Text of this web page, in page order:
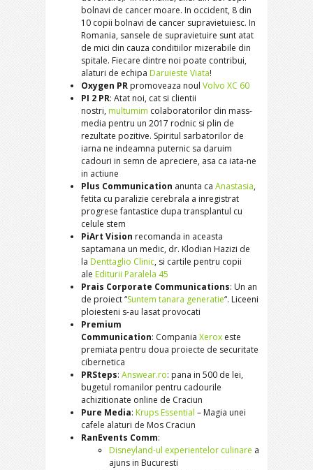
bolnavi de cancer moare. In occident, 8 din
10 copii bolnavi de cancer supravietuiesc. In
Romania, sansele de supravietuire sunt atat
de mici din cauza conditiilor mizerabile din
spitale. Fiecare dintre noi poate contribui,
alaturi de echipa Daruieste Viata!
Oxygen PR promoveaza noul Volvo XC 60
PI 2 PR: Atat noi, cat si clientii
nostri,multumim colaboratorilor din mass-
media pentru un 2017 rodnic si plin de
rezultate pozitive. Spiritul sarbatorilor de
iarna ne indeamna puternic sa daruim
cadouri in semn de apreciere, asa ca iata-ne
in actiune
Plus Communication anunta ca Anastasia,
fetita cu paralizie cerebrala a inregistrat
progrese fantastice dupa transplantul cu
celule stem
PiArt Vision recomanda in aceasta
saptamana un medic, dr. Klodian Hazizi de
la Denttaglio Clinic, si cartile pentru copii
ale Editurii Paralela 45
Prais Corporate Communications: Un an
de proiect “Suntem tanara generatie“. Liceeni
ploiesteni s-au lasat provocati
Premium
Communication: Compania Xerox este
premiata pentru doua proiecte de securitate
cibernetica
PRSteps: Answear.ro: pana in 500 de lei,
bugetul romanilor pentru cadourile
achizitionate online de Craciun
Pure Media: Krups Essential – Magia unei
cafele alaturi de Mos Craciun
RanEvents Comm:
Disneyland-ul experientelor culinare a
ajuns in Bucuresti